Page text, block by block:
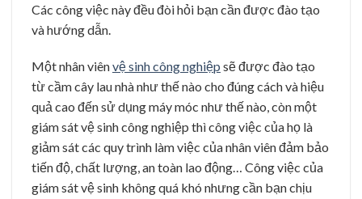
Các công việc này đều đòi hỏi bạn cần được đào tạo
và hướng dẫn.
Một nhân viênvệ sinh công nghiệp sẽ được đào tạo
từ cầm cây lau nhà như thế nào cho đúng cách và hiệu
quả cao đến sử dụng máy móc như thế nào, còn một
giám sát vệ sinh công nghiệp thì công việc của họ là
giảm sát các quy trình làm việc của nhân viên đảm bảo
tiến độ, chất lượng, an toàn lao động… Công việc của
giám sát vệ sinh không quá khó nhưng cần bạn chịu